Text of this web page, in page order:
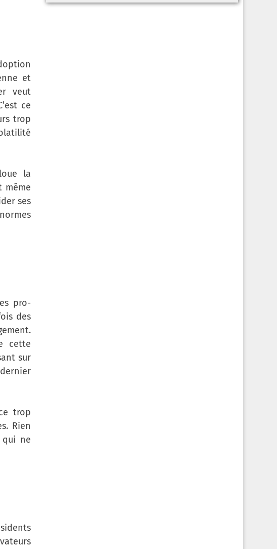
et
veut
ce
trop
la
même
ses
pro-
des
cette
sur
trop
Rien
qui ne